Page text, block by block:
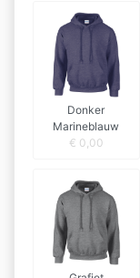
Donker
Marineblauw
€ 0,00